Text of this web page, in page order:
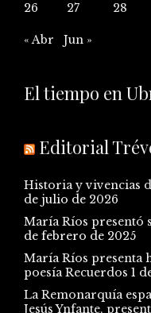
26
27 28
« Abr Jun »
El tiempo en
Editorial
Historia y vivencias
de julio de 2026
María Ríos presentó
de febrero de 2025
María Ríos presenta
poesía Recuerdos 1
La Remonarquía
Jesús Ynfante,